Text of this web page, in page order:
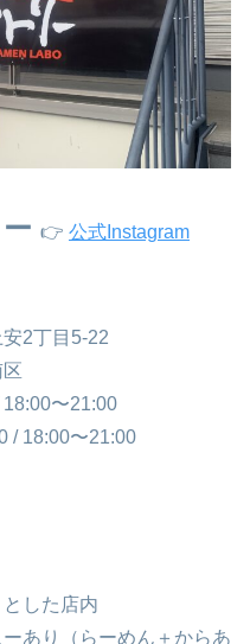
👉 公式Instagram
2丁目5-22
〜21:00
〜21:00
した店内
あり（らーめん＋からあ